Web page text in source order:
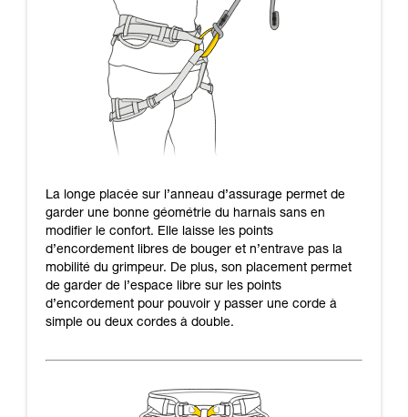
La longe placée sur l’anneau d’assurage permet de
garder une bonne géométrie du harnais sans en
modifier le confort. Elle laisse les points
d’encordement libres de bouger et n’entrave pas la
mobilité du grimpeur. De plus, son placement permet
de garder de l’espace libre sur les points
d’encordement pour pouvoir y passer une corde à
simple ou deux cordes à double.